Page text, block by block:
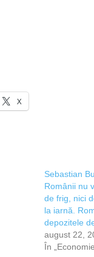
X
Sebastian
Românii nu
de frig, nici
la iarnă.
depozitele
august 22,
În